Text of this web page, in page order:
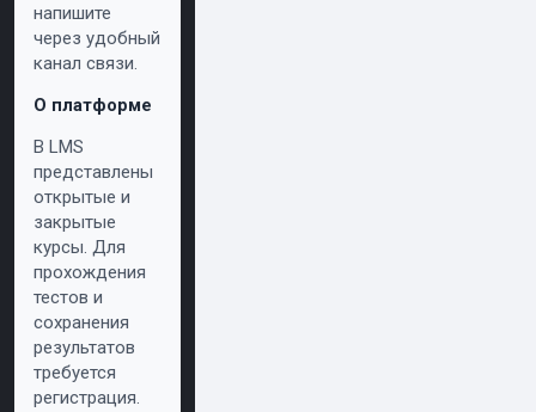
напишите
через удобный
канал связи.
О платформе
В LMS
представлены
открытые и
закрытые
курсы. Для
прохождения
тестов и
сохранения
результатов
требуется
регистрация.